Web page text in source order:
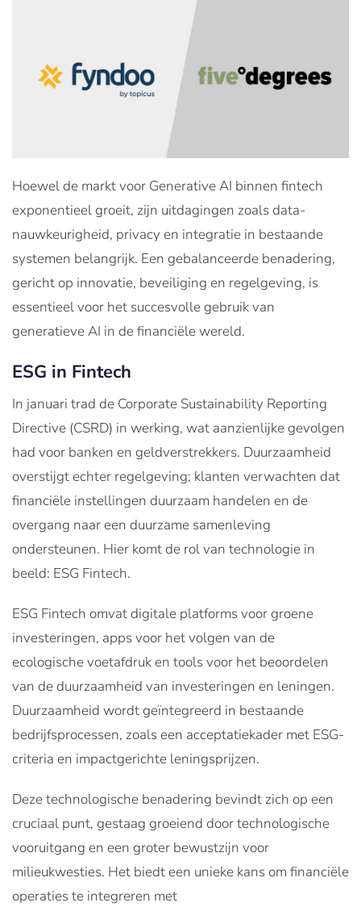
Hoewel de markt voor Generative AI binnen fintech
exponentieel groeit, zijn uitdagingen zoals data-
nauwkeurigheid, privacy en integratie in bestaande
systemen belangrijk. Een gebalanceerde benadering,
gericht op innovatie, beveiliging en regelgeving, is
essentieel voor het succesvolle gebruik van
generatieve AI in de financiële wereld.
ESG in Fintech
In januari trad de Corporate Sustainability Reporting
Directive (CSRD) in werking, wat aanzienlijke gevolgen
had voor banken en geldverstrekkers. Duurzaamheid
overstijgt echter regelgeving; klanten verwachten dat
financiële instellingen duurzaam handelen en de
overgang naar een duurzame samenleving
ondersteunen. Hier komt de rol van technologie in
beeld: ESG Fintech.
ESG Fintech omvat digitale platforms voor groene
investeringen, apps voor het volgen van de
ecologische voetafdruk en tools voor het beoordelen
van de duurzaamheid van investeringen en leningen.
Duurzaamheid wordt geïntegreerd in bestaande
bedrijfsprocessen, zoals een acceptatiekader met ESG-
criteria en impactgerichte leningsprijzen.
Deze technologische benadering bevindt zich op een
cruciaal punt, gestaag groeiend door technologische
vooruitgang en een groter bewustzijn voor
milieukwesties. Het biedt een unieke kans om financiële
operaties te integreren met